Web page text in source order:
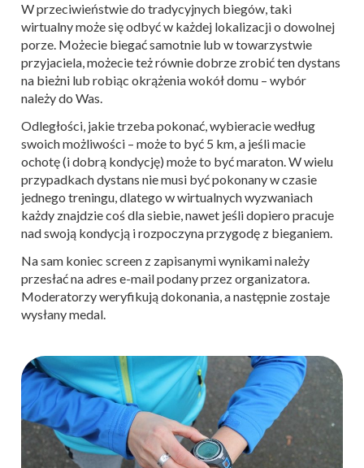
W przeciwieństwie do tradycyjnych biegów, taki
wirtualny może się odbyć w każdej lokalizacji o dowolnej
porze. Możecie biegać samotnie lub w towarzystwie
przyjaciela, możecie też równie dobrze zrobić ten dystans
na bieżni lub robiąc okrążenia wokół domu – wybór
należy do Was.
Odległości, jakie trzeba pokonać, wybieracie według
swoich możliwości – może to być 5 km, a jeśli macie
ochotę (i dobrą kondycję) może to być maraton. W wielu
przypadkach dystans nie musi być pokonany w czasie
jednego treningu, dlatego w wirtualnych wyzwaniach
każdy znajdzie coś dla siebie, nawet jeśli dopiero pracuje
nad swoją kondycją i rozpoczyna przygodę z bieganiem.
Na sam koniec screen z zapisanymi wynikami należy
przesłać na adres e-mail podany przez organizatora.
Moderatorzy weryfikują dokonania, a następnie zostaje
wysłany medal.